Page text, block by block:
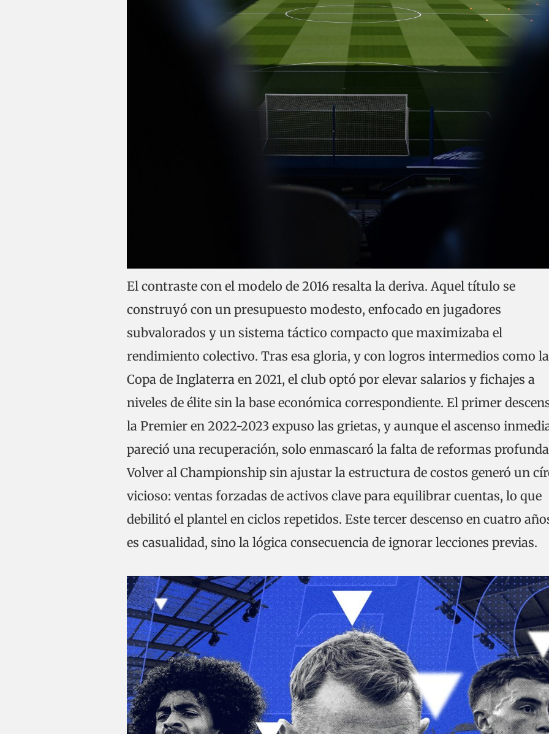
El contraste con el modelo de 2016 resalta la deriva. Aquel título se
construyó con un presupuesto modesto, enfocado en jugadores
subvalorados y un sistema táctico compacto que maximizaba el
rendimiento colectivo. Tras esa gloria, y con logros intermedios como la
Copa de Inglaterra en 2021, el club optó por elevar salarios y fichajes a
niveles de élite sin la base económica correspondiente. El primer
la Premier en 2022-2023 expuso las grietas, y aunque el ascenso
pareció una recuperación, solo enmascaró la falta de reformas
Volver al Championship sin ajustar la estructura de costos generó un
vicioso: ventas forzadas de activos clave para equilibrar cuentas, lo que
debilitó el plantel en ciclos repetidos. Este tercer descenso en cuatro
es casualidad, sino la lógica consecuencia de ignorar lecciones previas.